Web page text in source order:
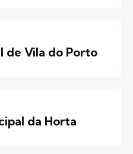
de Vila do Porto
da Horta